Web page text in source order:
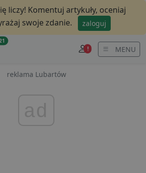
liczy! Komentuj artykuły, oceniaj
swoje zdanie.
zaloguj
! MENU
reklama Lubartów